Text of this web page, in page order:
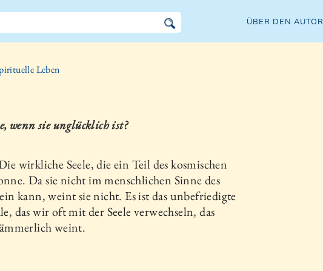
ÜBER DEN AUTOR
Leben
wenn sie unglücklich ist?
wirkliche Seele, die ein Teil des kosmischen
Da sie nicht im menschlichen Sinne des
kann, weint sie nicht. Es ist das unbefriedigte
das wir oft mit der Seele verwechseln, das
weint.